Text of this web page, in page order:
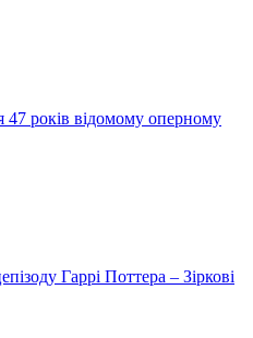
47 років відомому оперному
Гаррі Поттера – Зіркові